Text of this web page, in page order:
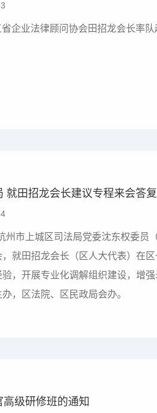
企业法律顾问协会田招龙会长率
就田招龙会长建议专程来会答复
州市上城区司法局党委沈东权委员
就田招龙会长（区人大代表）在
，开展专业化调解组织建设，增
，区法院、区民政局会办。
级研修班的通知